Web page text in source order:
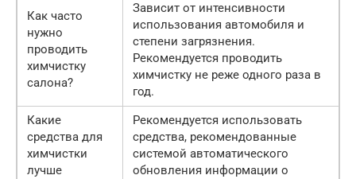
Как часто
нужно
проводить
химчистку
салона?
Зависит от интенсивности
использования автомобиля и
степени загрязнения.
Рекомендуется проводить
химчистку не реже одного раза в
год.
Какие
средства для
химчистки
лучше
Рекомендуется использовать
средства, рекомендованные
системой автоматического
обновления информации о